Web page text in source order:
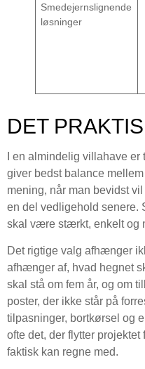
Smedejernslignende
løsninger
DET
I en almindelig villahave
giver bedst balance
mening, når man bevidst
en del vedligehold senere.
skal være stærkt, enkelt og
Det rigtige valg afhænger
afhænger af, hvad hegnet
skal stå om fem år, og om
poster, der ikke står på
tilpasninger, bortkørsel og
ofte det, der flytter
faktisk kan regne med.